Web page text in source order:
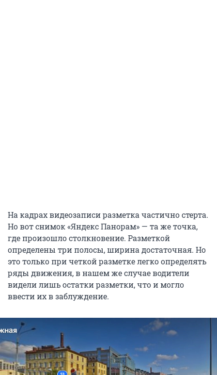
На кадрах видеозаписи разметка частично стерта.
Но вот снимок «Яндекс Панорам» — та же точка,
где произошло столкновение. Разметкой
определены три полосы, ширина достаточная. Но
это только при четкой разметке легко определять
ряды движения, в нашем же случае водители
видели лишь остатки разметки, что и могло
ввести их в заблуждение.